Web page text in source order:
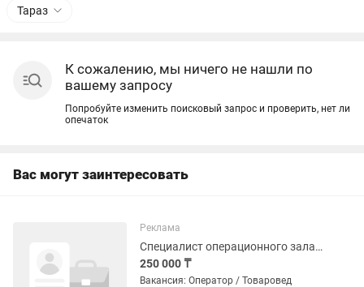
Тараз
К сожалению, мы ничего не нашли по
вашему запросу
Попробуйте изменить поисковый запрос и проверить, нет ли
опечаток
Вас могут заинтересовать
Реклама
Специалист операционного зала.Товаровед
250 000 ₸
Вакансия: Оператор / Товаровед